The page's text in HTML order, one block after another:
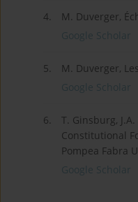
4.
M. Duverger,
Google Scholar
5.
M. Duverger,
Google Scholar
6.
T. Ginsburg,
Constitutional
Pompea Fabra
Google Scholar